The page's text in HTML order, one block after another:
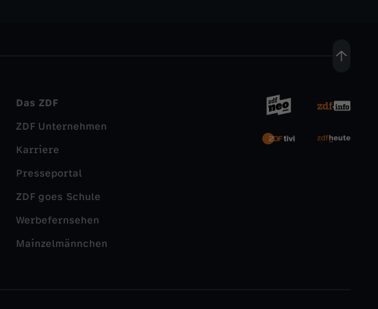
Das ZDF
ZDF Unternehmen
Karriere
Presseportal
ZDF goes Schule
Werbefernsehen
Mainzelmännchen